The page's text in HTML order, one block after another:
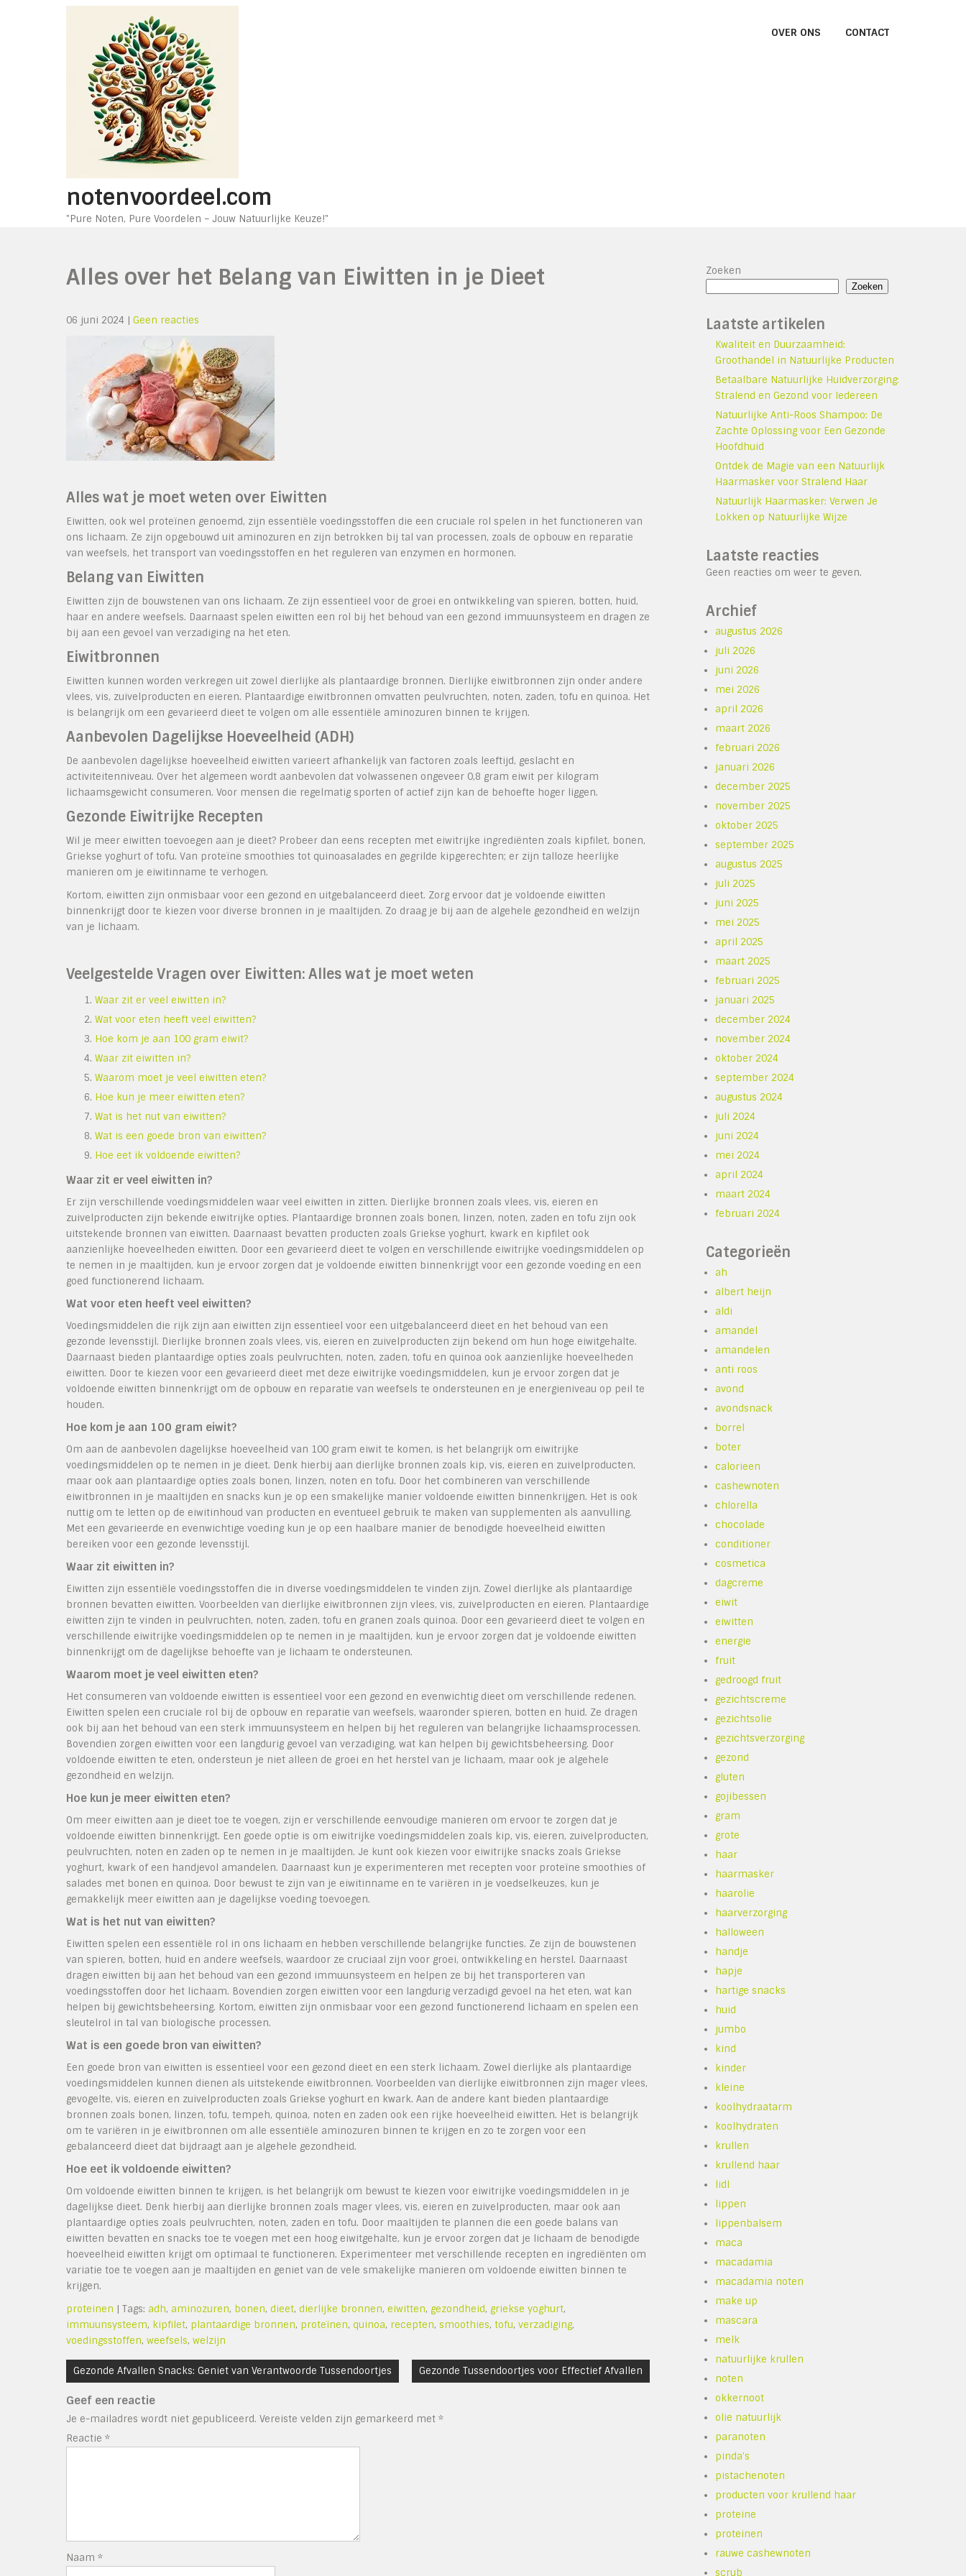
notenvoordeel.com
"Pure Noten, Pure Voordelen – Jouw Natuurlijke Keuze!"
OVER ONS CONTACT
Alles over het Belang van Eiwitten in je Dieet
06 juni 2024 | Geen reacties
Alles wat je moet weten over Eiwitten
Eiwitten, ook wel proteïnen genoemd, zijn essentiële voedingsstoffen die een cruciale rol spelen in het functioneren van
ons lichaam. Ze zijn opgebouwd uit aminozuren en zijn betrokken bij tal van processen, zoals de opbouw en reparatie
van weefsels, het transport van voedingsstoffen en het reguleren van enzymen en hormonen.
Belang van Eiwitten
Eiwitten zijn de bouwstenen van ons lichaam. Ze zijn essentieel voor de groei en ontwikkeling van spieren, botten, huid,
haar en andere weefsels. Daarnaast spelen eiwitten een rol bij het behoud van een gezond immuunsysteem en dragen ze
bij aan een gevoel van verzadiging na het eten.
Eiwitbronnen
Eiwitten kunnen worden verkregen uit zowel dierlijke als plantaardige bronnen. Dierlijke eiwitbronnen zijn onder andere
vlees, vis, zuivelproducten en eieren. Plantaardige eiwitbronnen omvatten peulvruchten, noten, zaden, tofu en quinoa. Het
is belangrijk om een gevarieerd dieet te volgen om alle essentiële aminozuren binnen te krijgen.
Aanbevolen Dagelijkse Hoeveelheid (ADH)
De aanbevolen dagelijkse hoeveelheid eiwitten varieert afhankelijk van factoren zoals leeftijd, geslacht en
activiteitenniveau. Over het algemeen wordt aanbevolen dat volwassenen ongeveer 0,8 gram eiwit per kilogram
lichaamsgewicht consumeren. Voor mensen die regelmatig sporten of actief zijn kan de behoefte hoger liggen.
Gezonde Eiwitrijke Recepten
Wil je meer eiwitten toevoegen aan je dieet? Probeer dan eens recepten met eiwitrijke ingrediënten zoals kipfilet, bonen,
Griekse yoghurt of tofu. Van proteïne smoothies tot quinoasalades en gegrilde kipgerechten; er zijn talloze heerlijke
manieren om je eiwitinname te verhogen.
Kortom, eiwitten zijn onmisbaar voor een gezond en uitgebalanceerd dieet. Zorg ervoor dat je voldoende eiwitten
binnenkrijgt door te kiezen voor diverse bronnen in je maaltijden. Zo draag je bij aan de algehele gezondheid en welzijn
van je lichaam.
Veelgestelde Vragen over Eiwitten: Alles wat je moet weten
Waar zit er veel eiwitten in?
Wat voor eten heeft veel eiwitten?
Hoe kom je aan 100 gram eiwit?
Waar zit eiwitten in?
Waarom moet je veel eiwitten eten?
Hoe kun je meer eiwitten eten?
Wat is het nut van eiwitten?
Wat is een goede bron van eiwitten?
Hoe eet ik voldoende eiwitten?
Waar zit er veel eiwitten in?
Er zijn verschillende voedingsmiddelen waar veel eiwitten in zitten. Dierlijke bronnen zoals vlees, vis, eieren en
zuivelproducten zijn bekende eiwitrijke opties. Plantaardige bronnen zoals bonen, linzen, noten, zaden en tofu zijn ook
uitstekende bronnen van eiwitten. Daarnaast bevatten producten zoals Griekse yoghurt, kwark en kipfilet ook
aanzienlijke hoeveelheden eiwitten. Door een gevarieerd dieet te volgen en verschillende eiwitrijke voedingsmiddelen op
te nemen in je maaltijden, kun je ervoor zorgen dat je voldoende eiwitten binnenkrijgt voor een gezonde voeding en een
goed functionerend lichaam.
Wat voor eten heeft veel eiwitten?
Voedingsmiddelen die rijk zijn aan eiwitten zijn essentieel voor een uitgebalanceerd dieet en het behoud van een
gezonde levensstijl. Dierlijke bronnen zoals vlees, vis, eieren en zuivelproducten zijn bekend om hun hoge eiwitgehalte.
Daarnaast bieden plantaardige opties zoals peulvruchten, noten, zaden, tofu en quinoa ook aanzienlijke hoeveelheden
eiwitten. Door te kiezen voor een gevarieerd dieet met deze eiwitrijke voedingsmiddelen, kun je ervoor zorgen dat je
voldoende eiwitten binnenkrijgt om de opbouw en reparatie van weefsels te ondersteunen en je energieniveau op peil te
houden.
Hoe kom je aan 100 gram eiwit?
Om aan de aanbevolen dagelijkse hoeveelheid van 100 gram eiwit te komen, is het belangrijk om eiwitrijke
voedingsmiddelen op te nemen in je dieet. Denk hierbij aan dierlijke bronnen zoals kip, vis, eieren en zuivelproducten,
maar ook aan plantaardige opties zoals bonen, linzen, noten en tofu. Door het combineren van verschillende
eiwitbronnen in je maaltijden en snacks kun je op een smakelijke manier voldoende eiwitten binnenkrijgen. Het is ook
nuttig om te letten op de eiwitinhoud van producten en eventueel gebruik te maken van supplementen als aanvulling.
Met een gevarieerde en evenwichtige voeding kun je op een haalbare manier de benodigde hoeveelheid eiwitten
bereiken voor een gezonde levensstijl.
Waar zit eiwitten in?
Eiwitten zijn essentiële voedingsstoffen die in diverse voedingsmiddelen te vinden zijn. Zowel dierlijke als plantaardige
bronnen bevatten eiwitten. Voorbeelden van dierlijke eiwitbronnen zijn vlees, vis, zuivelproducten en eieren. Plantaardige
eiwitten zijn te vinden in peulvruchten, noten, zaden, tofu en granen zoals quinoa. Door een gevarieerd dieet te volgen en
verschillende eiwitrijke voedingsmiddelen op te nemen in je maaltijden, kun je ervoor zorgen dat je voldoende eiwitten
binnenkrijgt om de dagelijkse behoefte van je lichaam te ondersteunen.
Waarom moet je veel eiwitten eten?
Het consumeren van voldoende eiwitten is essentieel voor een gezond en evenwichtig dieet om verschillende redenen.
Eiwitten spelen een cruciale rol bij de opbouw en reparatie van weefsels, waaronder spieren, botten en huid. Ze dragen
ook bij aan het behoud van een sterk immuunsysteem en helpen bij het reguleren van belangrijke lichaamsprocessen.
Bovendien zorgen eiwitten voor een langdurig gevoel van verzadiging, wat kan helpen bij gewichtsbeheersing. Door
voldoende eiwitten te eten, ondersteun je niet alleen de groei en het herstel van je lichaam, maar ook je algehele
gezondheid en welzijn.
Hoe kun je meer eiwitten eten?
Om meer eiwitten aan je dieet toe te voegen, zijn er verschillende eenvoudige manieren om ervoor te zorgen dat je
voldoende eiwitten binnenkrijgt. Een goede optie is om eiwitrijke voedingsmiddelen zoals kip, vis, eieren, zuivelproducten,
peulvruchten, noten en zaden op te nemen in je maaltijden. Je kunt ook kiezen voor eiwitrijke snacks zoals Griekse
yoghurt, kwark of een handjevol amandelen. Daarnaast kun je experimenteren met recepten voor proteïne smoothies of
salades met bonen en quinoa. Door bewust te zijn van je eiwitinname en te variëren in je voedselkeuzes, kun je
gemakkelijk meer eiwitten aan je dagelijkse voeding toevoegen.
Wat is het nut van eiwitten?
Eiwitten spelen een essentiële rol in ons lichaam en hebben verschillende belangrijke functies. Ze zijn de bouwstenen
van spieren, botten, huid en andere weefsels, waardoor ze cruciaal zijn voor groei, ontwikkeling en herstel. Daarnaast
dragen eiwitten bij aan het behoud van een gezond immuunsysteem en helpen ze bij het transporteren van
voedingsstoffen door het lichaam. Bovendien zorgen eiwitten voor een langdurig verzadigd gevoel na het eten, wat kan
helpen bij gewichtsbeheersing. Kortom, eiwitten zijn onmisbaar voor een gezond functionerend lichaam en spelen een
sleutelrol in tal van biologische processen.
Wat is een goede bron van eiwitten?
Een goede bron van eiwitten is essentieel voor een gezond dieet en een sterk lichaam. Zowel dierlijke als plantaardige
voedingsmiddelen kunnen dienen als uitstekende eiwitbronnen. Voorbeelden van dierlijke eiwitbronnen zijn mager vlees,
gevogelte, vis, eieren en zuivelproducten zoals Griekse yoghurt en kwark. Aan de andere kant bieden plantaardige
bronnen zoals bonen, linzen, tofu, tempeh, quinoa, noten en zaden ook een rijke hoeveelheid eiwitten. Het is belangrijk
om te variëren in je eiwitbronnen om alle essentiële aminozuren binnen te krijgen en zo te zorgen voor een
gebalanceerd dieet dat bijdraagt aan je algehele gezondheid.
Hoe eet ik voldoende eiwitten?
Om voldoende eiwitten binnen te krijgen, is het belangrijk om bewust te kiezen voor eiwitrijke voedingsmiddelen in je
dagelijkse dieet. Denk hierbij aan dierlijke bronnen zoals mager vlees, vis, eieren en zuivelproducten, maar ook aan
plantaardige opties zoals peulvruchten, noten, zaden en tofu. Door maaltijden te plannen die een goede balans van
eiwitten bevatten en snacks toe te voegen met een hoog eiwitgehalte, kun je ervoor zorgen dat je lichaam de benodigde
hoeveelheid eiwitten krijgt om optimaal te functioneren. Experimenteer met verschillende recepten en ingrediënten om
variatie toe te voegen aan je maaltijden en geniet van de vele smakelijke manieren om voldoende eiwitten binnen te
krijgen.
proteinen | Tags: adh, aminozuren, bonen, dieet, dierlijke bronnen, eiwitten, gezondheid, griekse yoghurt,
immuunsysteem, kipfilet, plantaardige bronnen, proteïnen, quinoa, recepten, smoothies, tofu, verzadiging,
voedingsstoffen, weefsels, welzijn
Bericht
navigatie
Gezonde Afvallen Snacks: Geniet van Verantwoorde Tussendoortjes Gezonde Tussendoortjes voor Effectief Afvallen
Geef een reactie
Je e-mailadres wordt niet gepubliceerd. Vereiste velden zijn gemarkeerd met *
Reactie *
Naam *
Zoeken
Zoeken
Laatste artikelen
Kwaliteit en Duurzaamheid:
Groothandel in Natuurlijke Producten
Betaalbare Natuurlijke Huidverzorging:
Stralend en Gezond voor Iedereen
Natuurlijke Anti-Roos Shampoo: De
Zachte Oplossing voor Een Gezonde
Hoofdhuid
Ontdek de Magie van een Natuurlijk
Haarmasker voor Stralend Haar
Natuurlijk Haarmasker: Verwen Je
Lokken op Natuurlijke Wijze
Laatste reacties
Geen reacties om weer te geven.
Archief
augustus 2026
juli 2026
juni 2026
mei 2026
april 2026
maart 2026
februari 2026
januari 2026
december 2025
november 2025
oktober 2025
september 2025
augustus 2025
juli 2025
juni 2025
mei 2025
april 2025
maart 2025
februari 2025
januari 2025
december 2024
november 2024
oktober 2024
september 2024
augustus 2024
juli 2024
juni 2024
mei 2024
april 2024
maart 2024
februari 2024
Categorieën
ah
albert heijn
aldi
amandel
amandelen
anti roos
avond
avondsnack
borrel
boter
calorieen
cashewnoten
chlorella
chocolade
conditioner
cosmetica
dagcreme
eiwit
eiwitten
energie
fruit
gedroogd fruit
gezichtscreme
gezichtsolie
gezichtsverzorging
gezond
gluten
gojibessen
gram
grote
haar
haarmasker
haarolie
haarverzorging
halloween
handje
hapje
hartige snacks
huid
jumbo
kind
kinder
kleine
koolhydraatarm
koolhydraten
krullen
krullend haar
lidl
lippen
lippenbalsem
maca
macadamia
macadamia noten
make up
mascara
melk
natuurlijke krullen
noten
okkernoot
olie natuurlijk
paranoten
pinda's
pistachenoten
producten voor krullend haar
proteine
proteinen
rauwe cashewnoten
scrub